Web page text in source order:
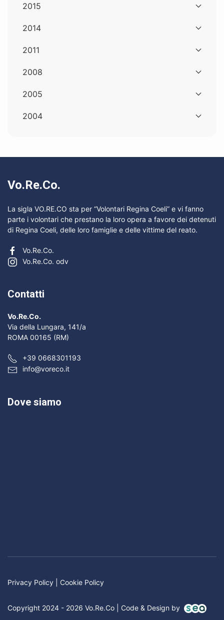
2015
2014
2011
2008
2005
2004
Vo.Re.Co.
La sigla VO.RE.CO sta per “Volontari Regina Coeli” e vi fanno
parte i volontari che prestano la loro opera a favore dei detenuti
di Regina Coeli, delle loro famiglie e delle vittime del reato.
Vo.Re.Co.
Vo.Re.Co. odv
Contatti
Vo.Re.Co.
Via della Lungara, 141/a
ROMA 00165 (RM)
+39 0668301193
info@voreco.it
Dove siamo
Privacy Policy Cookie Policy
Copyright 2024 - 2026 Vo.Re.Co | Code & Design by